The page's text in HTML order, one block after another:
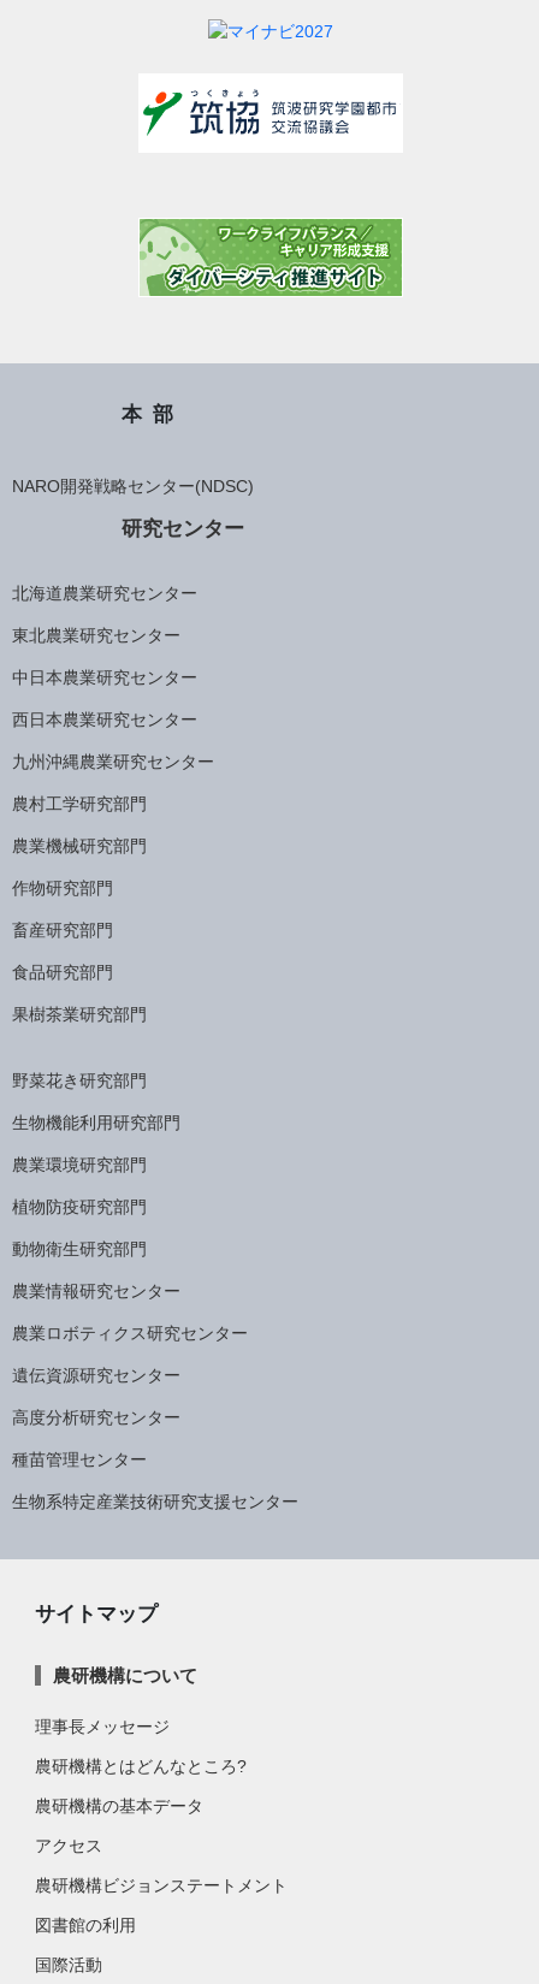
本部
NARO開発戦略センター(NDSC)
研究センター
北海道農業研究センター
東北農業研究センター
中日本農業研究センター
西日本農業研究センター
九州沖縄農業研究センター
農村工学研究部門
農業機械研究部門
作物研究部門
畜産研究部門
食品研究部門
果樹茶業研究部門
野菜花き研究部門
生物機能利用研究部門
農業環境研究部門
植物防疫研究部門
動物衛生研究部門
農業情報研究センター
農業ロボティクス研究センター
遺伝資源研究センター
高度分析研究センター
種苗管理センター
生物系特定産業技術研究支援センター
サイトマップ
農研機構について
理事長メッセージ
農研機構とはどんなところ?
農研機構の基本データ
アクセス
農研機構ビジョンステートメント
図書館の利用
国際活動